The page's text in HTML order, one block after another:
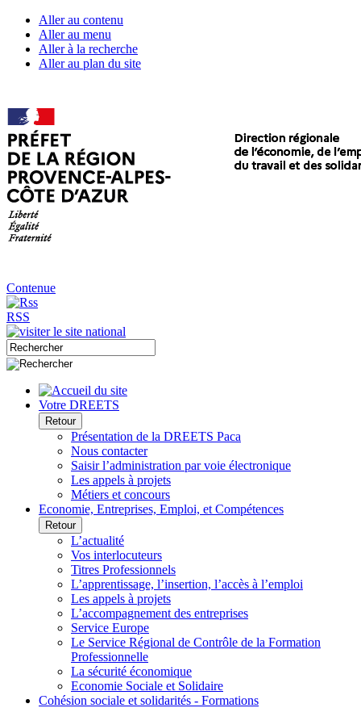
Aller au contenu
Aller au menu
Aller à la recherche
Aller au plan du site
Contenue
RSS
Votre DREETS
Retour
Présentation de la DREETS Paca
Nous contacter
Saisir l’administration par voie électronique
Les appels à projets
Métiers et concours
Economie, Entreprises, Emploi, et Compétences
Retour
L’actualité
Vos interlocuteurs
Titres Professionnels
L’apprentissage, l’insertion, l’accès à l’emploi
Les appels à projets
L’accompagnement des entreprises
Service Europe
Le Service Régional de Contrôle de la Formation
Professionnelle
La sécurité économique
Economie Sociale et Solidaire
Cohésion sociale et solidarités - Formations